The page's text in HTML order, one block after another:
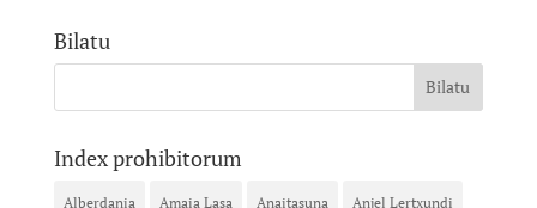
Bilatu
Index prohibitorum
Alberdania Amaia Lasa Anaitasuna Anjel Lertxundi